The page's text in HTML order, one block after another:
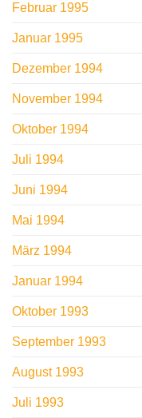
Februar 1995
Januar 1995
Dezember 1994
November 1994
Oktober 1994
Juli 1994
Juni 1994
Mai 1994
März 1994
Januar 1994
Oktober 1993
September 1993
August 1993
Juli 1993